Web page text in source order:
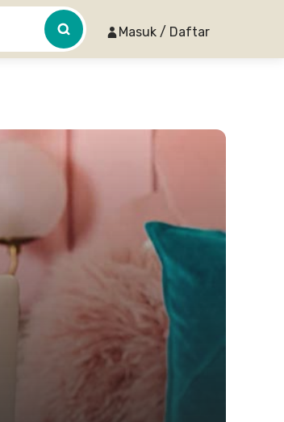
Masuk / Daftar